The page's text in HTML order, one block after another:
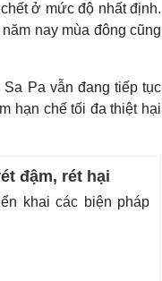
ở mức độ nhất định.
nay mùa đông cũng
Pa vẫn đang tiếp tục
hạn chế tối đa thiệt hại
đậm, rét hại
khai các biện pháp